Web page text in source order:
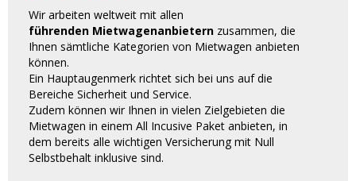
Wir arbeiten weltweit mit allen
führenden Mietwagenanbieternzusammen, die
Ihnen sämtliche Kategorien von Mietwagen anbieten
können.
Ein Hauptaugenmerk richtet sich bei uns auf die
Bereiche Sicherheit und Service.
Zudem können wir Ihnen in vielen Zielgebieten die
Mietwagen in einem All Incusive Paket anbieten, in
dem bereits alle wichtigen Versicherung mit Null
Selbstbehalt inklusive sind.